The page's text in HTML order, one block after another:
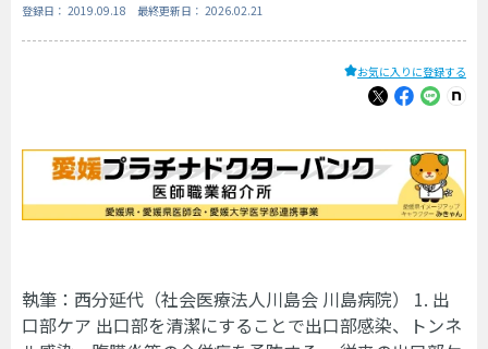
登録日： 2019.09.18 最終更新日： 2026.02.21
お気に入りに登録する
執筆：西分延代（社会医療法人川島会 川島病院） 1. 出
口部ケア 出口部を清潔にすることで出口部感染、トンネ